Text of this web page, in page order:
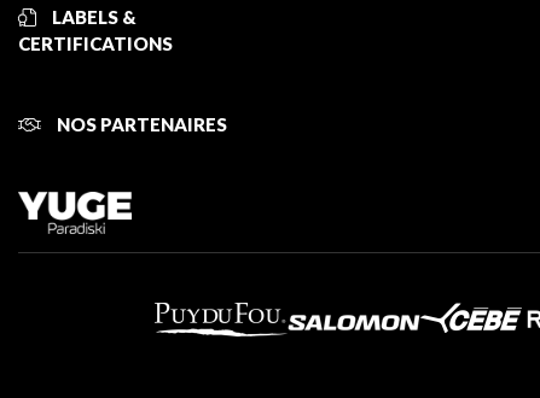
LABELS &
CERTIFICATIONS
NOS PARTENAIRES